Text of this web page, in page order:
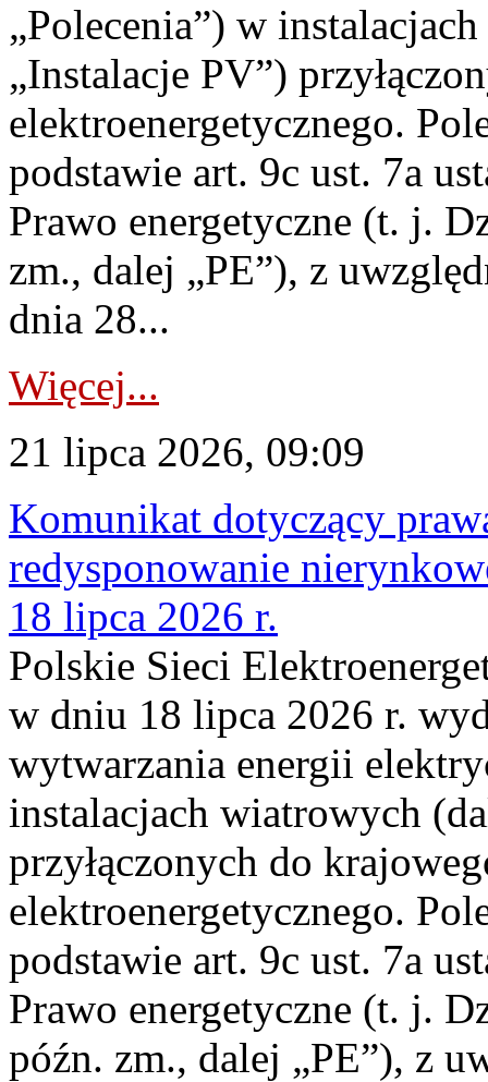
„Polecenia”) w
„Instalacje PV”)
elektroenergetycznego.
podstawie art. 9c ust. 7a
Prawo energetyczne (t. j.
zm., dalej „PE”), z
dnia 28...
Więcej...
21 lipca 2026, 09:09
Komunikat dotyczący
redysponowanie
18 lipca 2026 r.
Polskie Sieci
w dniu 18 lipca 2026 r.
wytwarzania energii
instalacjach wiatrowych
przyłączonych do
elektroenergetycznego.
podstawie art. 9c ust. 7a
Prawo energetyczne (t. j.
późn. zm., dalej „PE”), z